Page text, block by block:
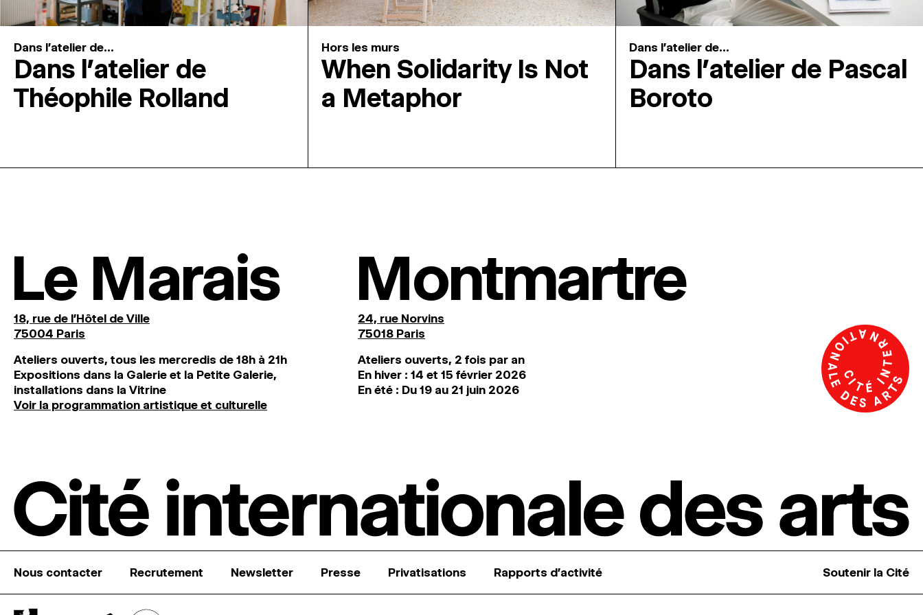
Dans l'atelier de...
Dans l’atelier de
Théophile Rolland
Hors les murs
When Solidarity Is Not
a Metaphor
Dans l'atelier de...
Dans l’atelier de Pascal
Boroto
Le Marais
18, rue de l'Hôtel de Ville
75004 Paris
Ateliers ouverts, tous les mercredis de 18h à 21h
Expositions dans la Galerie et la Petite Galerie,
installations dans la Vitrine
Voir la programmation artistique et culturelle
Montmartre
24, rue Norvins
75018 Paris
Ateliers ouverts, 2 fois par an
En hiver : 14 et 15 février 2026
En été : Du 19 au 21 juin 2026
Nous contacter Recrutement Newsletter Presse Privatisations Rapports d’activité Soutenir la Cité